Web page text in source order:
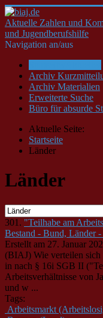
Aktuelle Zahlen und
und Jugendberufshilfe
Navigation an/aus
Archiv
Archiv Materialien
Erweiterte Suche
Büro für absurde
Aktuelle Seite:
Startseite
Länder
Länder
301. "Teilhabe am
Bestand - Bund, Länder
Erstellt am 27. Januar
(BIAJ) Wie verteilen
in nach § 16i SGB II
Arbeitsverhältnisse von
und w ...
Tags:
Arbeitsmarkt